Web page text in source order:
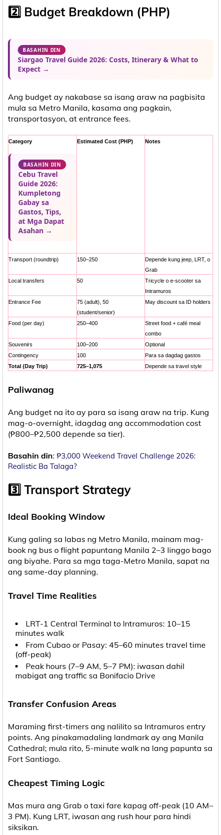
2️⃣ Budget Breakdown (PHP)
BASAHIN DIN
Siargao Travel Guide 2026: Costs, Itinerary & What to
Expect →
Ang budget ay nakabase sa isang araw na pagbisita
mula sa Metro Manila, kasama ang pagkain,
transportasyon, at entrance fees.
Category
BASAHIN DIN
Cebu Travel
Guide 2026:
Kumpletong
Gabay sa
Gastos, Tips,
at Mga Dapat
Asahan →
Estimated Cost (PHP) Notes
Transport (roundtrip) 150–250
Depende kung jeep, LRT, o
Grab
Local transfers
50
Tricycle o e-scooter sa
Intramuros
Entrance Fee
75 (adult), 50
(student/senior)
May discount sa ID holders
Food (per day) 250–400
Street food + café meal
combo
Souvenirs
100–200
Optional
Contingency
100
Para sa dagdag gastos
Total (Day Trip)
725–1,075 Depende sa travel style
Paliwanag
Ang budget na ito ay para sa isang araw na trip. Kung
mag-o-overnight, idagdag ang accommodation cost
(₱800–₱2,500 depende sa tier).
Basahin din: ₱3,000 Weekend Travel Challenge 2026:
Realistic Ba Talaga?
3️⃣ Transport Strategy
Ideal Booking Window
Kung galing sa labas ng Metro Manila, mainam mag-
book ng bus o flight papuntang Manila 2–3 linggo bago
ang biyahe. Para sa mga taga-Metro Manila, sapat na
ang same-day planning.
Travel Time Realities
LRT-1 Central Terminal to Intramuros: 10–15
minutes walk
From Cubao or Pasay: 45–60 minutes travel time
(off-peak)
Peak hours (7–9 AM, 5–7 PM): iwasan dahil
mabigat ang traffic sa Bonifacio Drive
Transfer Confusion Areas
Maraming first-timers ang nalilito sa Intramuros entry
points. Ang pinakamadaling landmark ay ang Manila
Cathedral; mula rito, 5-minute walk na lang papunta sa
Fort Santiago.
Cheapest Timing Logic
Mas mura ang Grab o taxi fare kapag off-peak (10 AM–
3 PM). Kung LRT, iwasan ang rush hour para hindi
siksikan.